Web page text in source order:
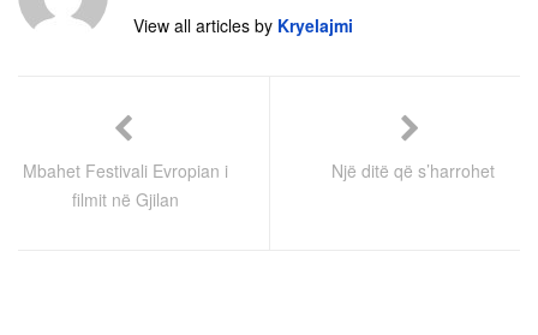
View all articles by Kryelajmi
Mbahet Festivali Evropian i
filmit në Gjilan
Një ditë që s’harrohet